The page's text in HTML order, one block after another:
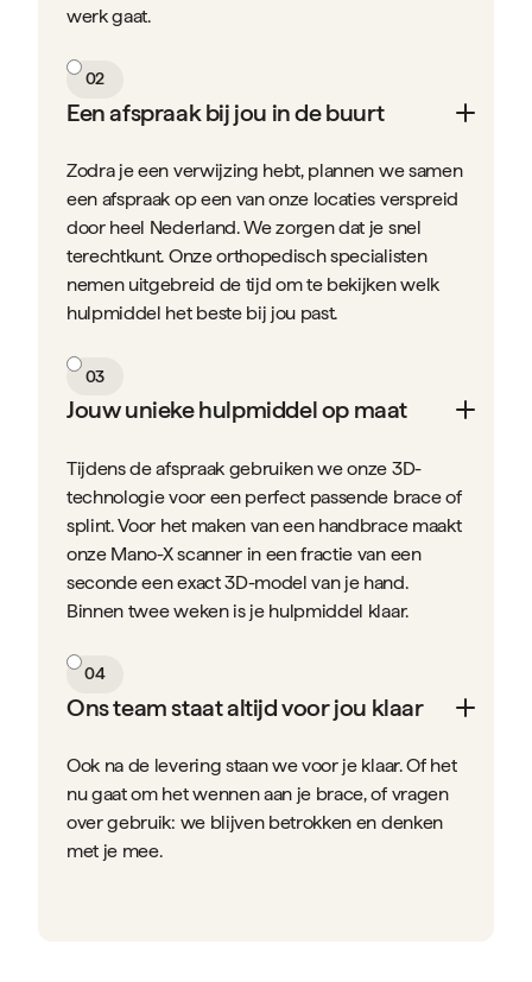
werk gaat.
02
Een afspraak bij jou in de buurt
Zodra je een verwijzing hebt, plannen we samen
een afspraak op een van onze locaties verspreid
door heel Nederland. We zorgen dat je snel
terechtkunt. Onze orthopedisch specialisten
nemen uitgebreid de tijd om te bekijken welk
hulpmiddel het beste bij jou past.
03
Jouw unieke hulpmiddel op maat
Tijdens de afspraak gebruiken we onze 3D-
technologie voor een perfect passende brace of
splint. Voor het maken van een handbrace maakt
onze Mano-X scanner in een fractie van een
seconde een exact 3D-model van je hand.
Binnen twee weken is je hulpmiddel klaar.
04
Ons team staat altijd voor jou klaar
Ook na de levering staan we voor je klaar. Of het
nu gaat om het wennen aan je brace, of vragen
over gebruik: we blijven betrokken en denken
met je mee.